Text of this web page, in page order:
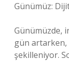
Günümüz:
Günümüzde,
gün
şekilleniyor.